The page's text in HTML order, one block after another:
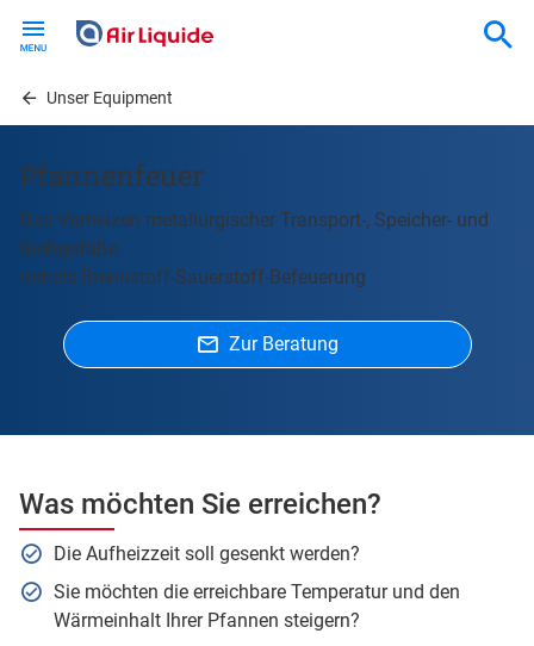
contentUnser Equipment
Pfannenfeuer
Das Vorheizen metallurgischer Transport-, Speicher- und
Gießgefäße
mittels Brennstoff-Sauerstoff-Befeuerung
Zur Beratung
Was möchten Sie erreichen?
Die Aufheizzeit soll gesenkt werden?
Sie möchten die erreichbare Temperatur und den
Wärmeinhalt Ihrer Pfannen steigern?